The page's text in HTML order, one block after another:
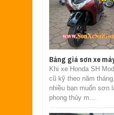
Bảng giá sơn xe
Khi xe Honda SH
cũ kỹ theo năm
nhiều bạn muốn sơn
phong thủy m...